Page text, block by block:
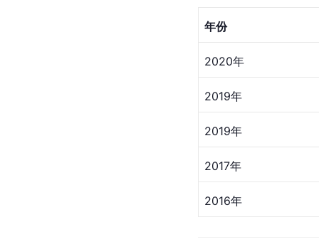
年份
2020年
2019年
2019年
2017年
2016年